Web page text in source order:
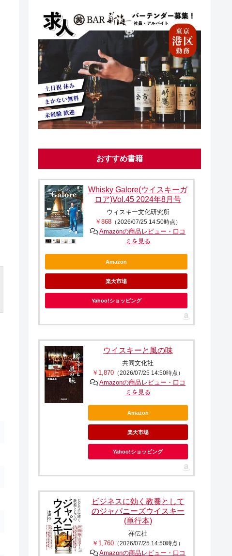
おすすめ書籍
Whisky Galore(ウイスキーガ
ロア)Vol.45 2024年8月号
ウィスキー文化研究所
￥868（2026/07/25 14:50時点）
Amazonの商品レビュー・口コ
ミを見る
Amazon
楽天市場
Yahoo!ショッピング
ウイスキーと風の味
共同文化社
￥1,870 （2026/07/25 14:50時点）
Amazonの商品レビュー・口コ
ミを見る
Amazon
楽天市場
Yahoo!ショッピング
ビジネスに効く教養として
のジャパニーズウイスキー
(単行本)
祥伝社
￥1,760 （2026/07/25 14:50時点）
Amazonの商品レビュー・口コ